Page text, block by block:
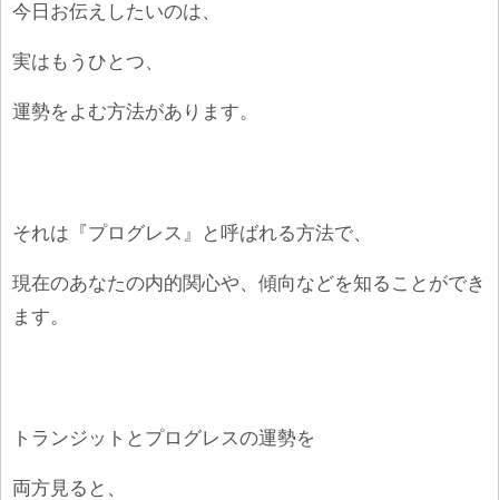
今日お伝えしたいのは、
実はもうひとつ、
運勢をよむ方法があります。
それは『プログレス』と呼ばれる方法で、
現在のあなたの内的関心や、傾向などを知ることができ
ます。
トランジットとプログレスの運勢を
両方見ると、